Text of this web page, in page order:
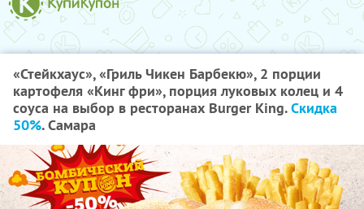
«Стейкхаус»,​ ​«Гриль​ ​Чикен​ ​Барбекю»,​ ​2​ ​порции​ ​
картофеля​ ​«Кинг​ ​фри»,​ ​порция​ ​луковых колец​ ​и​ ​4​ ​
соуса​ ​на​ ​выбор​ ​в​ ​ресторанах​ ​Burger​ ​King.​ ​Скидка​ ​
50%. Самара